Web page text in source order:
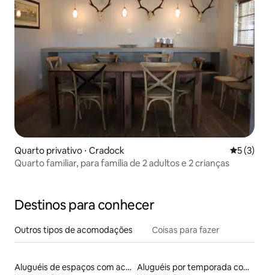
Quarto privativo ⋅ Cradock 5 de
5 (3)
Quarto familiar, para família de 2 adultos e 2 crianças
Destinos para conhecer
Outros tipos de acomodações Coisas para fazer
Aluguéis de espaços com acesso direto a pistas de esqui
Aluguéis por temporada com banheira de hidromassagem